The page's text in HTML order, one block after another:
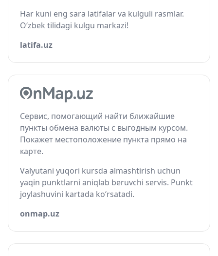
Har kuni eng sara latifalar va kulguli rasmlar.
O‘zbek tilidagi kulgu markazi!
latifa.uz
Сервис, помогающий найти ближайшие
пункты обмена валюты с выгодным курсом.
Покажет местоположение пункта прямо на
карте.
Valyutani yuqori kursda almashtirish uchun
yaqin punktlarni aniqlab beruvchi servis. Punkt
joylashuvini kartada ko‘rsatadi.
onmap.uz